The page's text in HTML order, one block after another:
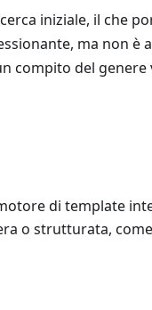
iniziale, il che
ma non è
compito del genere
di template
o strutturata, come